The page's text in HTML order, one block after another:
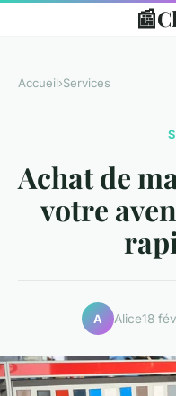
📰
Accueil›Services
Achat de
votre
A Alice18